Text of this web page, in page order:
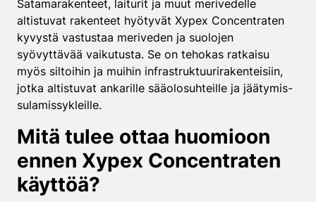
Satamarakenteet, laiturit ja muut merivedelle
altistuvat rakenteet hyötyvät Xypex Concentraten
kyvystä vastustaa meriveden ja suolojen
syövyttävää vaikutusta. Se on tehokas ratkaisu
myös siltoihin ja muihin infrastruktuurirakenteisiin,
jotka altistuvat ankarille sääolosuhteille ja jäätymis-
sulamissykleille.
Mitä tulee ottaa huomioon
ennen Xypex Concentraten
käyttöä?